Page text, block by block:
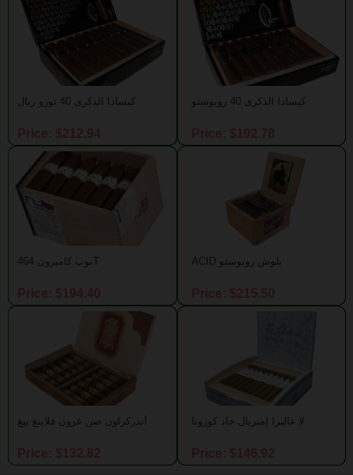
كيسادا الذكرى 40 تورو ريال كيسادا الذكرى 40 روبوستو
نوب كاميرون 464T ACID بلوش روبوستو
أندركراون صن غرون فلاينغ بيغ لا غاليرا إمبريال جاد كورونا